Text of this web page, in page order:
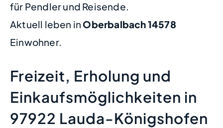
für Pendler und Reisende.
Aktuell leben inOberbalbach14578
Einwohner.
Freizeit, Erholung und
Einkaufsmöglichkeiten in
97922 Lauda-Königshofen